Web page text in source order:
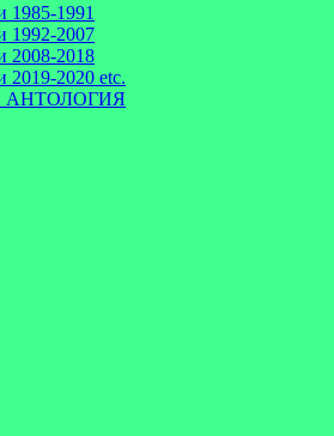
1985-1991
1992-2007
2008-2018
2019-2020 etc.
АНТОЛОГИЯ